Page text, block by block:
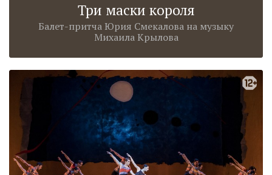
Три маски короля
Балет-притча Юрия Смекалова на музыку
Михаила Крылова